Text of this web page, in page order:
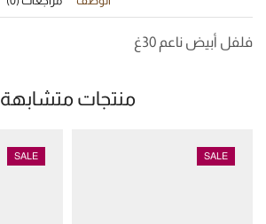
فلفل أبيض ناعم 30غ
منتجات متشابهة
SALE
SALE